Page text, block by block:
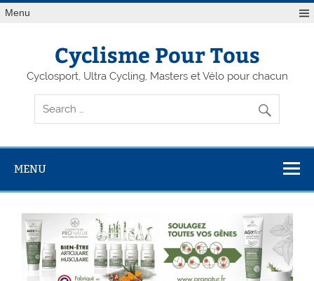
Menu
Cyclisme Pour Tous
Cyclosport, Ultra Cycling, Masters et Vélo pour chacun
MENU